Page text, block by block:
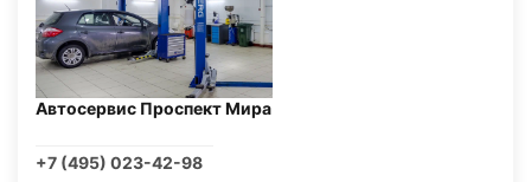
Автосервис Проспект Мира
+7 (495) 023-42-98